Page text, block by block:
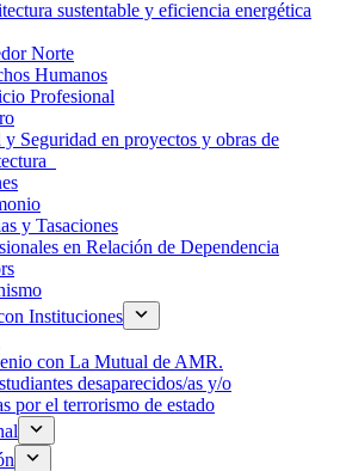
sustentable y eficiencia energética
Norte
Humanos
Profesional
y Seguridad en proyectos y obras de
y Tasaciones
en Relación de Dependencia
Instituciones
con La Mutual de AMR.
desaparecidos/as y/o
por el terrorismo de estado